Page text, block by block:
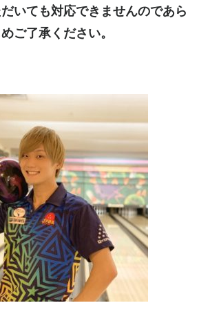
いても対応できませんのであら
ご了承ください。